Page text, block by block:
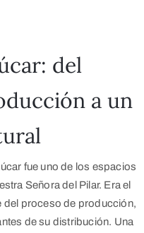
del
a un
fue uno de los espacios
Señora del Pilar. Era el
del proceso de producción,
de su distribución. Una